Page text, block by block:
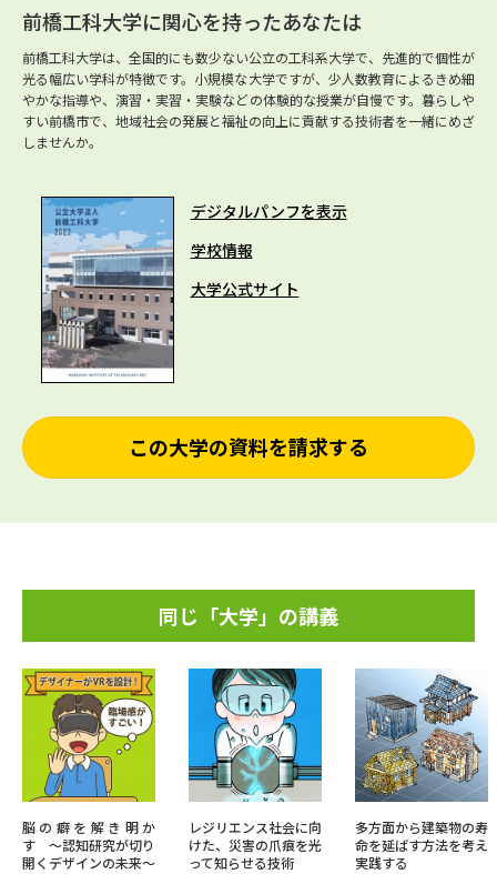
前橋工科大学に関心を持ったあなたは
前橋工科大学は、全国的にも数少ない公立の工科系大学で、先進的で個性が
光る幅広い学科が特徴です。小規模な大学ですが、少人数教育によるきめ細
やかな指導や、演習・実習・実験などの体験的な授業が自慢です。暮らしや
すい前橋市で、地域社会の発展と福祉の向上に貢献する技術者を一緒にめざ
しませんか。
デジタルパンフを表示
学校情報
大学公式サイト
この大学の資料を請求する
同じ「大学」の講義
脳の癖を解き明か
す 〜認知研究が切り
開くデザインの未来〜
レジリエンス社会に向
けた、災害の爪痕を光
って知らせる技術
多方面から建築物の寿
命を延ばす方法を考え
実践する